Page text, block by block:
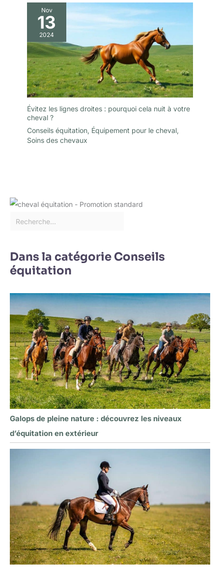
Nov
13
2024
Évitez les lignes droites : pourquoi cela nuit à votre
cheval ?
Conseils équitation, Équipement pour le cheval,
Soins des chevaux
Dans la catégorie Conseils
équitation
Galops de pleine nature : découvrez les niveaux
d’équitation en extérieur